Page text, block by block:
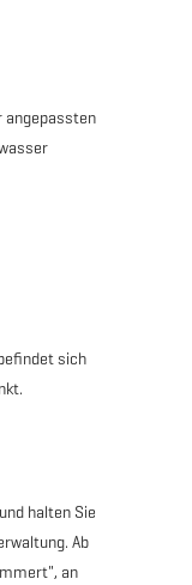
angepassten
sich
halten Sie
Ab
an